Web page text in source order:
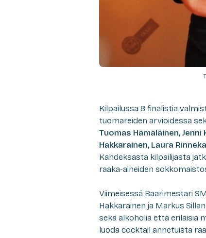
Kilpailussa 8 finalistia
tuomareiden arvioidessa
Tuomas Hämäläinen,
Hakkarainen, Laura
Kahdeksasta kilpailijasta
raaka-aineiden
Viimeisessä Baarimestari
Hakkarainen ja Markus
sekä alkoholia että erilaisia
luoda cocktail annetuista